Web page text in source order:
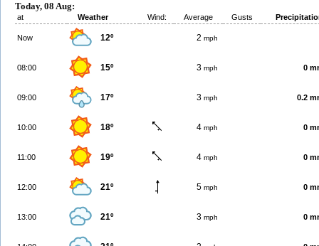
Today, 08 Aug:
at Weather Wind: Average Gusts
Now 12º 2 mph
08:00 15º 3 mph 0
09:00 17º 3 mph 0.2
10:00 18º 4 mph 0
11:00 19º 4 mph 0
12:00 21º 5 mph 0
13:00 21º 3 mph 0